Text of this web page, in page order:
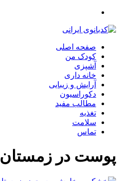
صفحه اصلی
کودک من
آشپزی
خانه داری
آرایش و زیبایی
دکوراسیون
مطالب مفید
تغذیه
سلامت
تماس
پوست در زمستان